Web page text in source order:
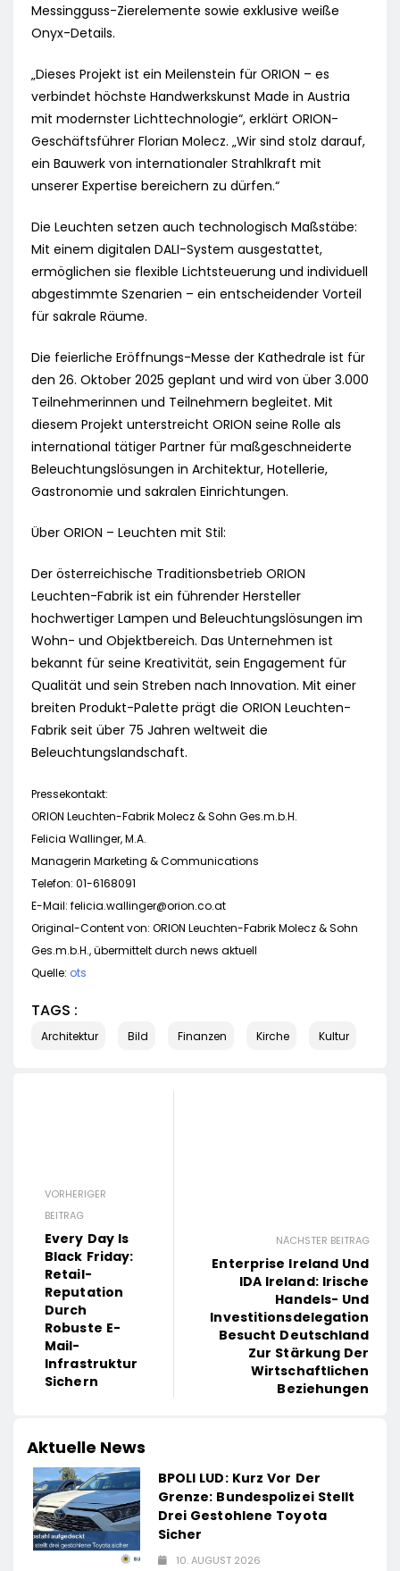
Messingguss-Zierelemente sowie exklusive weiße
Onyx-Details.
„Dieses Projekt ist ein Meilenstein für ORION – es
verbindet höchste Handwerkskunst Made in Austria
mit modernster Lichttechnologie“, erklärt ORION-
Geschäftsführer Florian Molecz. „Wir sind stolz darauf,
ein Bauwerk von internationaler Strahlkraft mit
unserer Expertise bereichern zu dürfen.“
Die Leuchten setzen auch technologisch Maßstäbe:
Mit einem digitalen DALI-System ausgestattet,
ermöglichen sie flexible Lichtsteuerung und individuell
abgestimmte Szenarien – ein entscheidender Vorteil
für sakrale Räume.
Die feierliche Eröffnungs-Messe der Kathedrale ist für
den 26. Oktober 2025 geplant und wird von über 3.000
Teilnehmerinnen und Teilnehmern begleitet. Mit
diesem Projekt unterstreicht ORION seine Rolle als
international tätiger Partner für maßgeschneiderte
Beleuchtungslösungen in Architektur, Hotellerie,
Gastronomie und sakralen Einrichtungen.
Über ORION – Leuchten mit Stil:
Der österreichische Traditionsbetrieb ORION
Leuchten-Fabrik ist ein führender Hersteller
hochwertiger Lampen und Beleuchtungslösungen im
Wohn- und Objektbereich. Das Unternehmen ist
bekannt für seine Kreativität, sein Engagement für
Qualität und sein Streben nach Innovation. Mit einer
breiten Produkt-Palette prägt die ORION Leuchten-
Fabrik seit über 75 Jahren weltweit die
Beleuchtungslandschaft.
Pressekontakt:
ORION Leuchten-Fabrik Molecz & Sohn Ges.m.b.H.
Felicia Wallinger, M.A.
Managerin Marketing & Communications
Telefon: 01-6168091
E-Mail: felicia.wallinger@orion.co.at
Original-Content von: ORION Leuchten-Fabrik Molecz & Sohn
Ges.m.b.H., übermittelt durch news aktuell
Quelle: ots
TAGS :
Architektur Bild Finanzen Kirche Kultur
VORHERIGER
BEITRAG
Every Day Is
Black Friday:
Retail-
Reputation
Durch
Robuste E-
Mail-
Infrastruktur
Sichern
NÄCHSTER BEITRAG
Enterprise Ireland Und
IDA Ireland: Irische
Handels- Und
Investitionsdelegation
Besucht Deutschland
Zur Stärkung Der
Wirtschaftlichen
Beziehungen
Aktuelle News
BPOLI LUD: Kurz Vor Der
Grenze: Bundespolizei Stellt
Drei Gestohlene Toyota
Sicher
10. AUGUST 2026